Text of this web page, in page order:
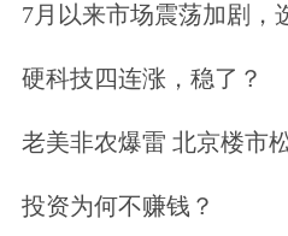
央地财政关系，特
整，应该把相当一部
一个机制转为中央
“整体上看，中央政
7月以来市场震荡加剧，
硬科技四连涨，稳了？
老美非农爆雷 北京楼市
投资为何不赚钱？